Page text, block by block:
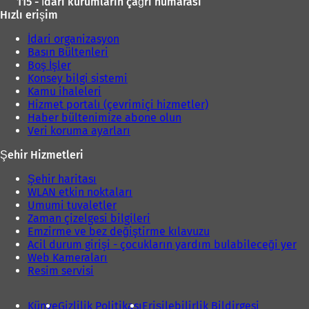
Hızlı erişim
İdari organizasyon
Basın Bültenleri
Boş İşler
Konsey bilgi sistemi
Kamu ihaleleri
Hizmet portalı (çevrimiçi hizmetler)
Haber bültenimize abone olun
Veri koruma ayarları
Şehir Hizmetleri
Şehir haritası
WLAN etkin noktaları
Umumi tuvaletler
Zaman çizelgesi bilgileri
Emzirme ve bez değiştirme kılavuzu
Acil durum girişi - çocukların yardım bulabileceği yer
Web Kameraları
Resim servisi
KünyeGizlilik PolitikasıErişilebilirlik Bildirgesi